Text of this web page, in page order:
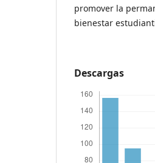
promover la
bienestar
Descargas